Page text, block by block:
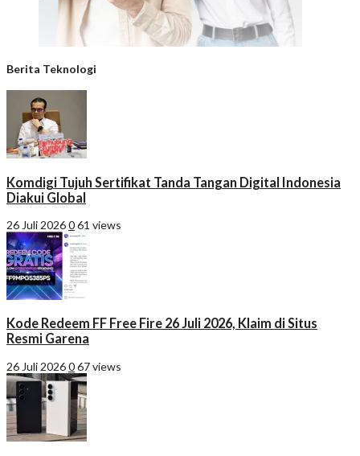
Berita Teknologi
Komdigi Tujuh Sertifikat Tanda Tangan Digital Indonesia
Diakui Global
26 Juli 2026061 views
Kode Redeem FF Free Fire 26 Juli 2026, Klaim di Situs
Resmi Garena
26 Juli 2026067 views